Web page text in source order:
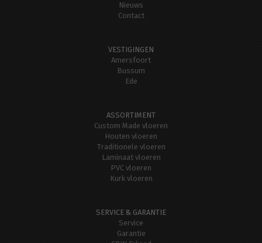
Nieuws
Contact
VESTIGINGEN
Amersfoort
Bussum
Ede
ASSORTIMENT
Custom Made vloeren
Houten vloeren
Traditionele vloeren
Laminaat vloeren
PVC vloeren
Kurk vloeren
SERVICE & GARANTIE
Service
Garantie